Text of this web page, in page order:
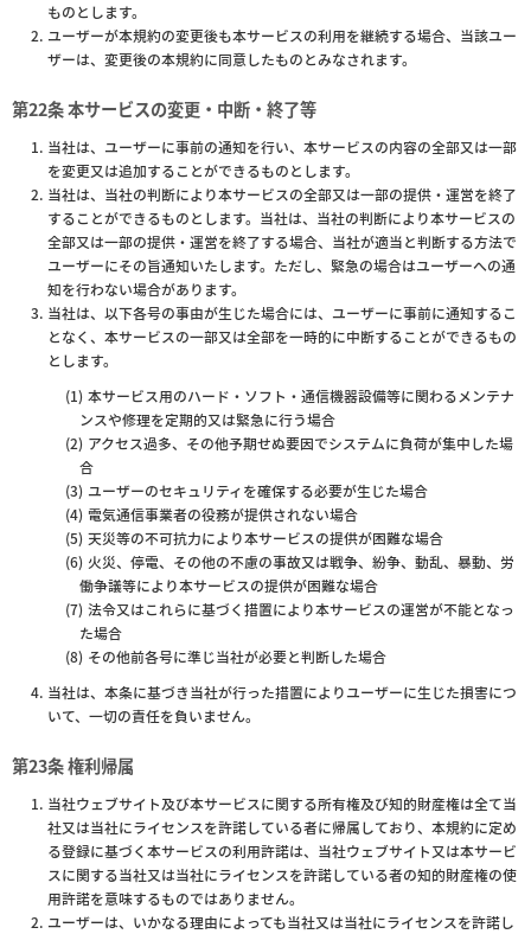
ものとします。
ユーザーが本規約の変更後も本サービスの利用を継続する場合、当該ユー
ザーは、変更後の本規約に同意したものとみなされます。
第22条 本サービスの変更・中断・終了等
当社は、ユーザーに事前の通知を行い、本サービスの内容の全部又は一部
を変更又は追加することができるものとします。
当社は、当社の判断により本サービスの全部又は一部の提供・運営を終了
することができるものとします。当社は、当社の判断により本サービスの
全部又は一部の提供・運営を終了する場合、当社が適当と判断する方法で
ユーザーにその旨通知いたします。ただし、緊急の場合はユーザーへの通
知を行わない場合があります。
当社は、以下各号の事由が生じた場合には、ユーザーに事前に通知するこ
となく、本サービスの一部又は全部を一時的に中断することができるもの
とします。
本サービス用のハード・ソフト・通信機器設備等に関わるメンテナ
ンスや修理を定期的又は緊急に行う場合
アクセス過多、その他予期せぬ要因でシステムに負荷が集中した場
合
ユーザーのセキュリティを確保する必要が生じた場合
電気通信事業者の役務が提供されない場合
天災等の不可抗力により本サービスの提供が困難な場合
火災、停電、その他の不慮の事故又は戦争、紛争、動乱、暴動、労
働争議等により本サービスの提供が困難な場合
法令又はこれらに基づく措置により本サービスの運営が不能となっ
た場合
その他前各号に準じ当社が必要と判断した場合
当社は、本条に基づき当社が行った措置によりユーザーに生じた損害につ
いて、一切の責任を負いません。
第23条 権利帰属
当社ウェブサイト及び本サービスに関する所有権及び知的財産権は全て当
社又は当社にライセンスを許諾している者に帰属しており、本規約に定め
る登録に基づく本サービスの利用許諾は、当社ウェブサイト又は本サービ
スに関する当社又は当社にライセンスを許諾している者の知的財産権の使
用許諾を意味するものではありません。
ユーザーは、いかなる理由によっても当社又は当社にライセンスを許諾し